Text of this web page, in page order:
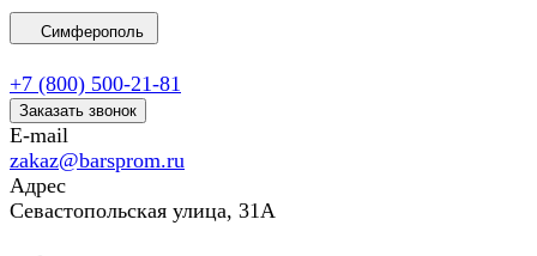
Симферополь
+7 (800) 500-21-81
Заказать звонок
E-mail
zakaz@barsprom.ru
Адрес
Севастопольская улица, 31А